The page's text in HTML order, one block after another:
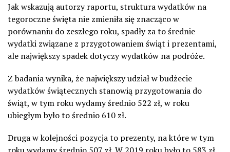
Jak wskazują autorzy raportu, struktura wydatków na
tegoroczne święta nie zmieniła się znacząco w
porównaniu do zeszłego roku, spadły za to średnie
wydatki związane z przygotowaniem świąt i prezentami,
ale największy spadek dotyczy wydatków na podróże.
Z badania wynika, że największy udział w budżecie
wydatków świątecznych stanowią przygotowania do
świąt, w tym roku wydamy średnio 522 zł, w roku
ubiegłym było to średnio 610 zł.
Druga w kolejności pozycja to prezenty, na które w tym